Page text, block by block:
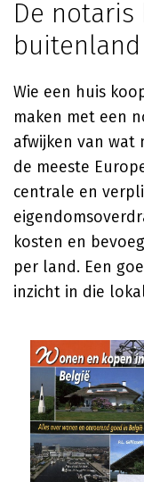
De
buitenland
Wie een huis
maken met een
afwijken van wat
de meeste
centrale en
kosten en
per land. Een
inzicht in die